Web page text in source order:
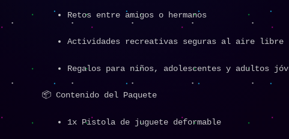
Retos entre amigos o hermanos
Actividades recreativas seguras al aire libre
Regalos para niños, adolescentes y adultos
📦 Contenido del Paquete
1x Pistola de juguete deformable